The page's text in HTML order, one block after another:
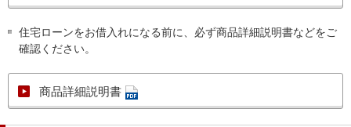
住宅ローンをお借入れになる前に、必ず商品詳細説明書などをご
確認ください。
商品詳細説明書